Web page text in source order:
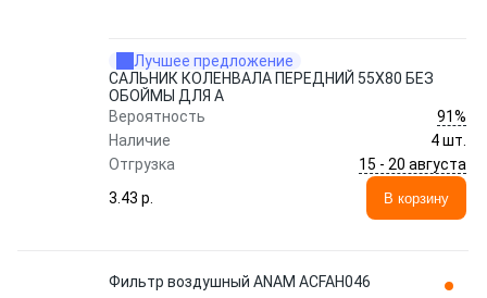
Лучшее предложение
САЛЬНИК КОЛЕНВАЛА ПЕРЕДНИЙ 55X80 БЕЗ
ОБОЙМЫ ДЛЯ А
Вероятность
91%
Наличие
4 шт.
Отгрузка
15 - 20 августа
3.43 p.
В корзину
Фильтр воздушный ANAM ACFAH046